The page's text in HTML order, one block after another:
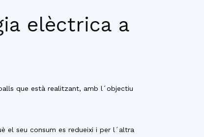
elèctrica a
que està realitzant, amb l´objectiu
el seu consum es redueixi i per l´altra